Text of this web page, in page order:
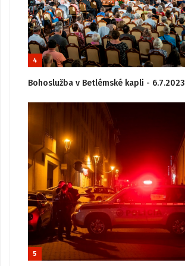
4
Bohoslužba v Betlémské kapli - 6.7.2023
5